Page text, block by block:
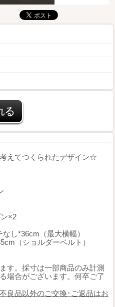
えてつくられたデザイン☆
×2
し*36cm（最大横幅）
（ショルダーベルト）
す。採寸は一部商品のみ計測
場合がございます。何卒ご了
良品以外のご交換･ご返品はお